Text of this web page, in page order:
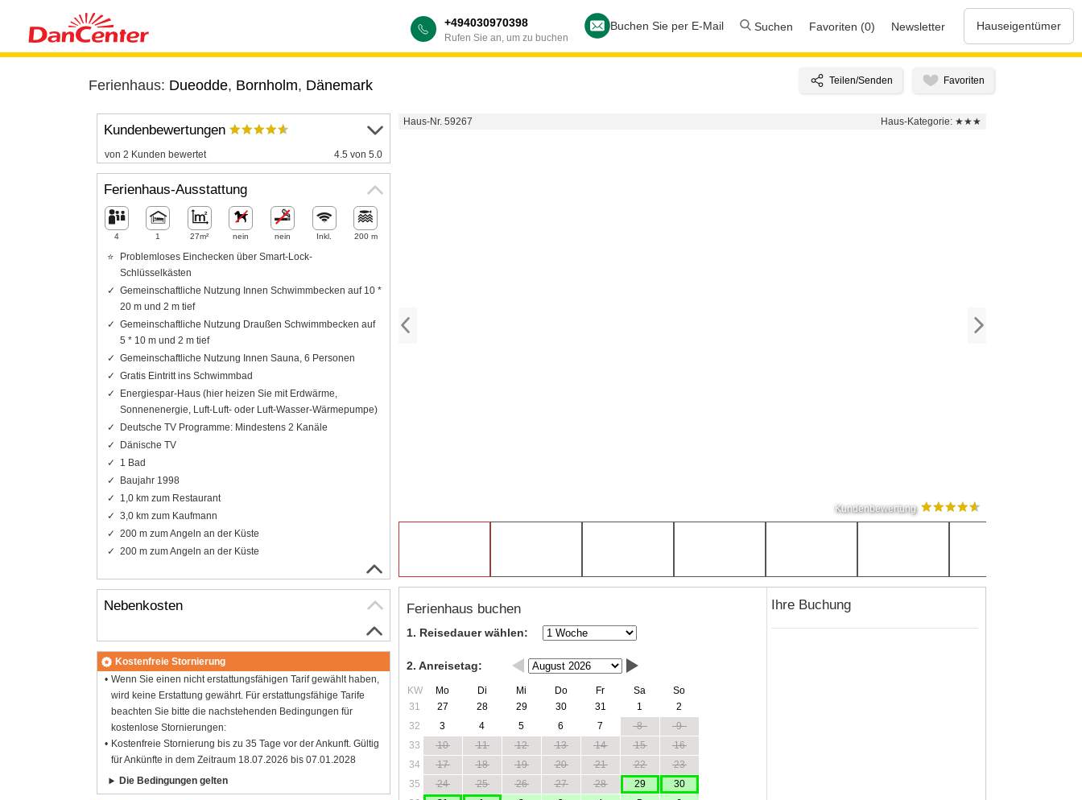
+494030970398
Rufen Sie an, um zu buchen
Buchen Sie per E-Mail Suchen Favoriten (0) Newsletter Hauseigentümer
Ferienhaus: Dueodde, Bornholm, Dänemark
Haus-Nr. 59267 Haus-Kategorie: ★★★
Kundenbewertung
Ferienhaus buchen
1. Reisedauer wählen:
2. Anreisetag:
KW Mo Di Mi Do Fr Sa
So
31
27 28 29 30 31 1
2
32
3 4 5 6 7 8
9
33
10 11 12 13 14 15
16
34
17 18 19 20 21 22
23
35
24 25 26 27 28 29
30
Ihre Buchung
Kundenbewertungen
von 2 Kunden bewertet 4.5 von 5.0
Ferienhaus-Ausstattung
4 1 27m² nein nein Inkl. 200 m
Problemloses Einchecken über Smart-Lock-
Schlüsselkästen
Gemeinschaftliche Nutzung Innen Schwimmbecken auf 10 *
20 m und 2 m tief
Gemeinschaftliche Nutzung Draußen Schwimmbecken auf
5 * 10 m und 2 m tief
Gemeinschaftliche Nutzung Innen Sauna, 6 Personen
Gratis Eintritt ins Schwimmbad
Energiespar-Haus (hier heizen Sie mit Erdwärme,
Sonnenenergie, Luft-Luft- oder Luft-Wasser-Wärmepumpe)
Deutsche TV Programme: Mindestens 2 Kanäle
Dänische TV
1 Bad
Baujahr 1998
1,0 km zum Restaurant
3,0 km zum Kaufmann
200 m zum Angeln an der Küste
200 m zum Angeln an der Küste
Nebenkosten
Kostenfreie Stornierung
Wenn Sie einen nicht erstattungsfähigen Tarif gewählt haben,
wird keine Erstattung gewährt. Für erstattungsfähige Tarife
beachten Sie bitte die nachstehenden Bedingungen für
kostenlose Stornierungen:
Kostenfreie Stornierung bis zu 35 Tage vor der Ankunft. Gültig
für Ankünfte in dem Zeitraum 18.07.2026 bis 07.01.2028
Die Bedingungen gelten